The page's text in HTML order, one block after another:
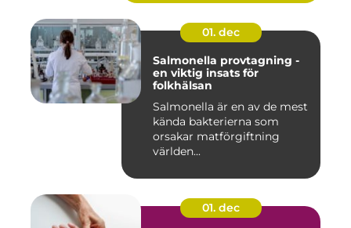
01. dec
Salmonella provtagning -
en viktig insats för
folkhälsan
Salmonella är en av de mest
kända bakterierna som
orsakar matförgiftning
världen...
01. dec